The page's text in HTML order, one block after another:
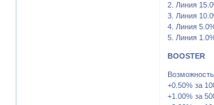
2. Линия
3. Линия
4. Линия
5. Линия
BOOSTER
+0.50% за
+1.00% за